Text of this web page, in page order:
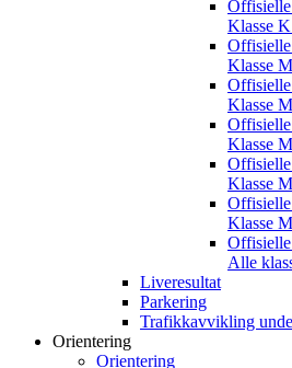
Klasse
Klasse
Klasse
Klasse
Klasse
Klasse
Offisielle
Alle
Liveresultat
Parkering
Trafikkavvikling
Orientering
Orientering